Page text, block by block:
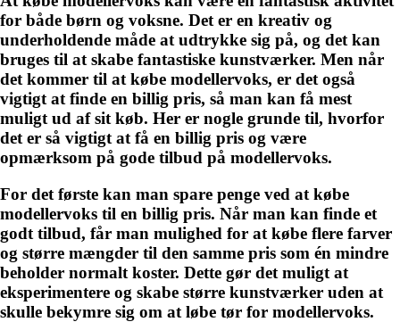
for både børn og voksne. Det er en kreativ og
underholdende måde at udtrykke sig på, og det kan
bruges til at skabe fantastiske kunstværker. Men når
det kommer til at købe modellervoks, er det også
vigtigt at finde en billig pris, så man kan få mest
muligt ud af sit køb. Her er nogle grunde til, hvorfor
det er så vigtigt at få en billig pris og være
opmærksom på gode tilbud på modellervoks.
For det første kan man spare penge ved at købe
modellervoks til en billig pris. Når man kan finde et
godt tilbud, får man mulighed for at købe flere farver
og større mængder til den samme pris som én mindre
beholder normalt koster. Dette gør det muligt at
eksperimentere og skabe større kunstværker uden at
skulle bekymre sig om at løbe tør for modellervoks.